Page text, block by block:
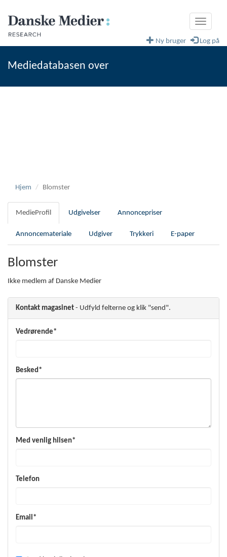
Toggle
Log på
Ny bruger
Mediedatabasen over
Hjem Blomster
MedieProfil Udgivelser Annoncepriser
Annoncemateriale Udgiver Trykkeri E-paper
Blomster
Ikke medlem af Danske Medier
Kontakt magasinet - Udfyld felterne og klik "send".
Vedrørende*
Besked*
Med venlig hilsen*
Telefon
Email*